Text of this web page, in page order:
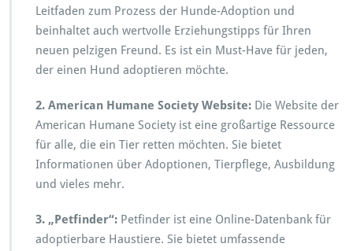
Leitfaden zum Prozess der Hunde-Adoption und
beinhaltet auch wertvolle Erziehungstipps für Ihren
neuen pelzigen Freund. Es ist ein Must-Have für jeden,
der einen Hund adoptieren möchte.
2. American Humane Society Website: Die Website der
American Humane Society ist eine großartige Ressource
für alle, die ein Tier retten möchten. Sie bietet
Informationen über Adoptionen, Tierpflege, Ausbildung
und vieles mehr.
3. „Petfinder“: Petfinder ist eine Online-Datenbank für
adoptierbare Haustiere. Sie bietet umfassende